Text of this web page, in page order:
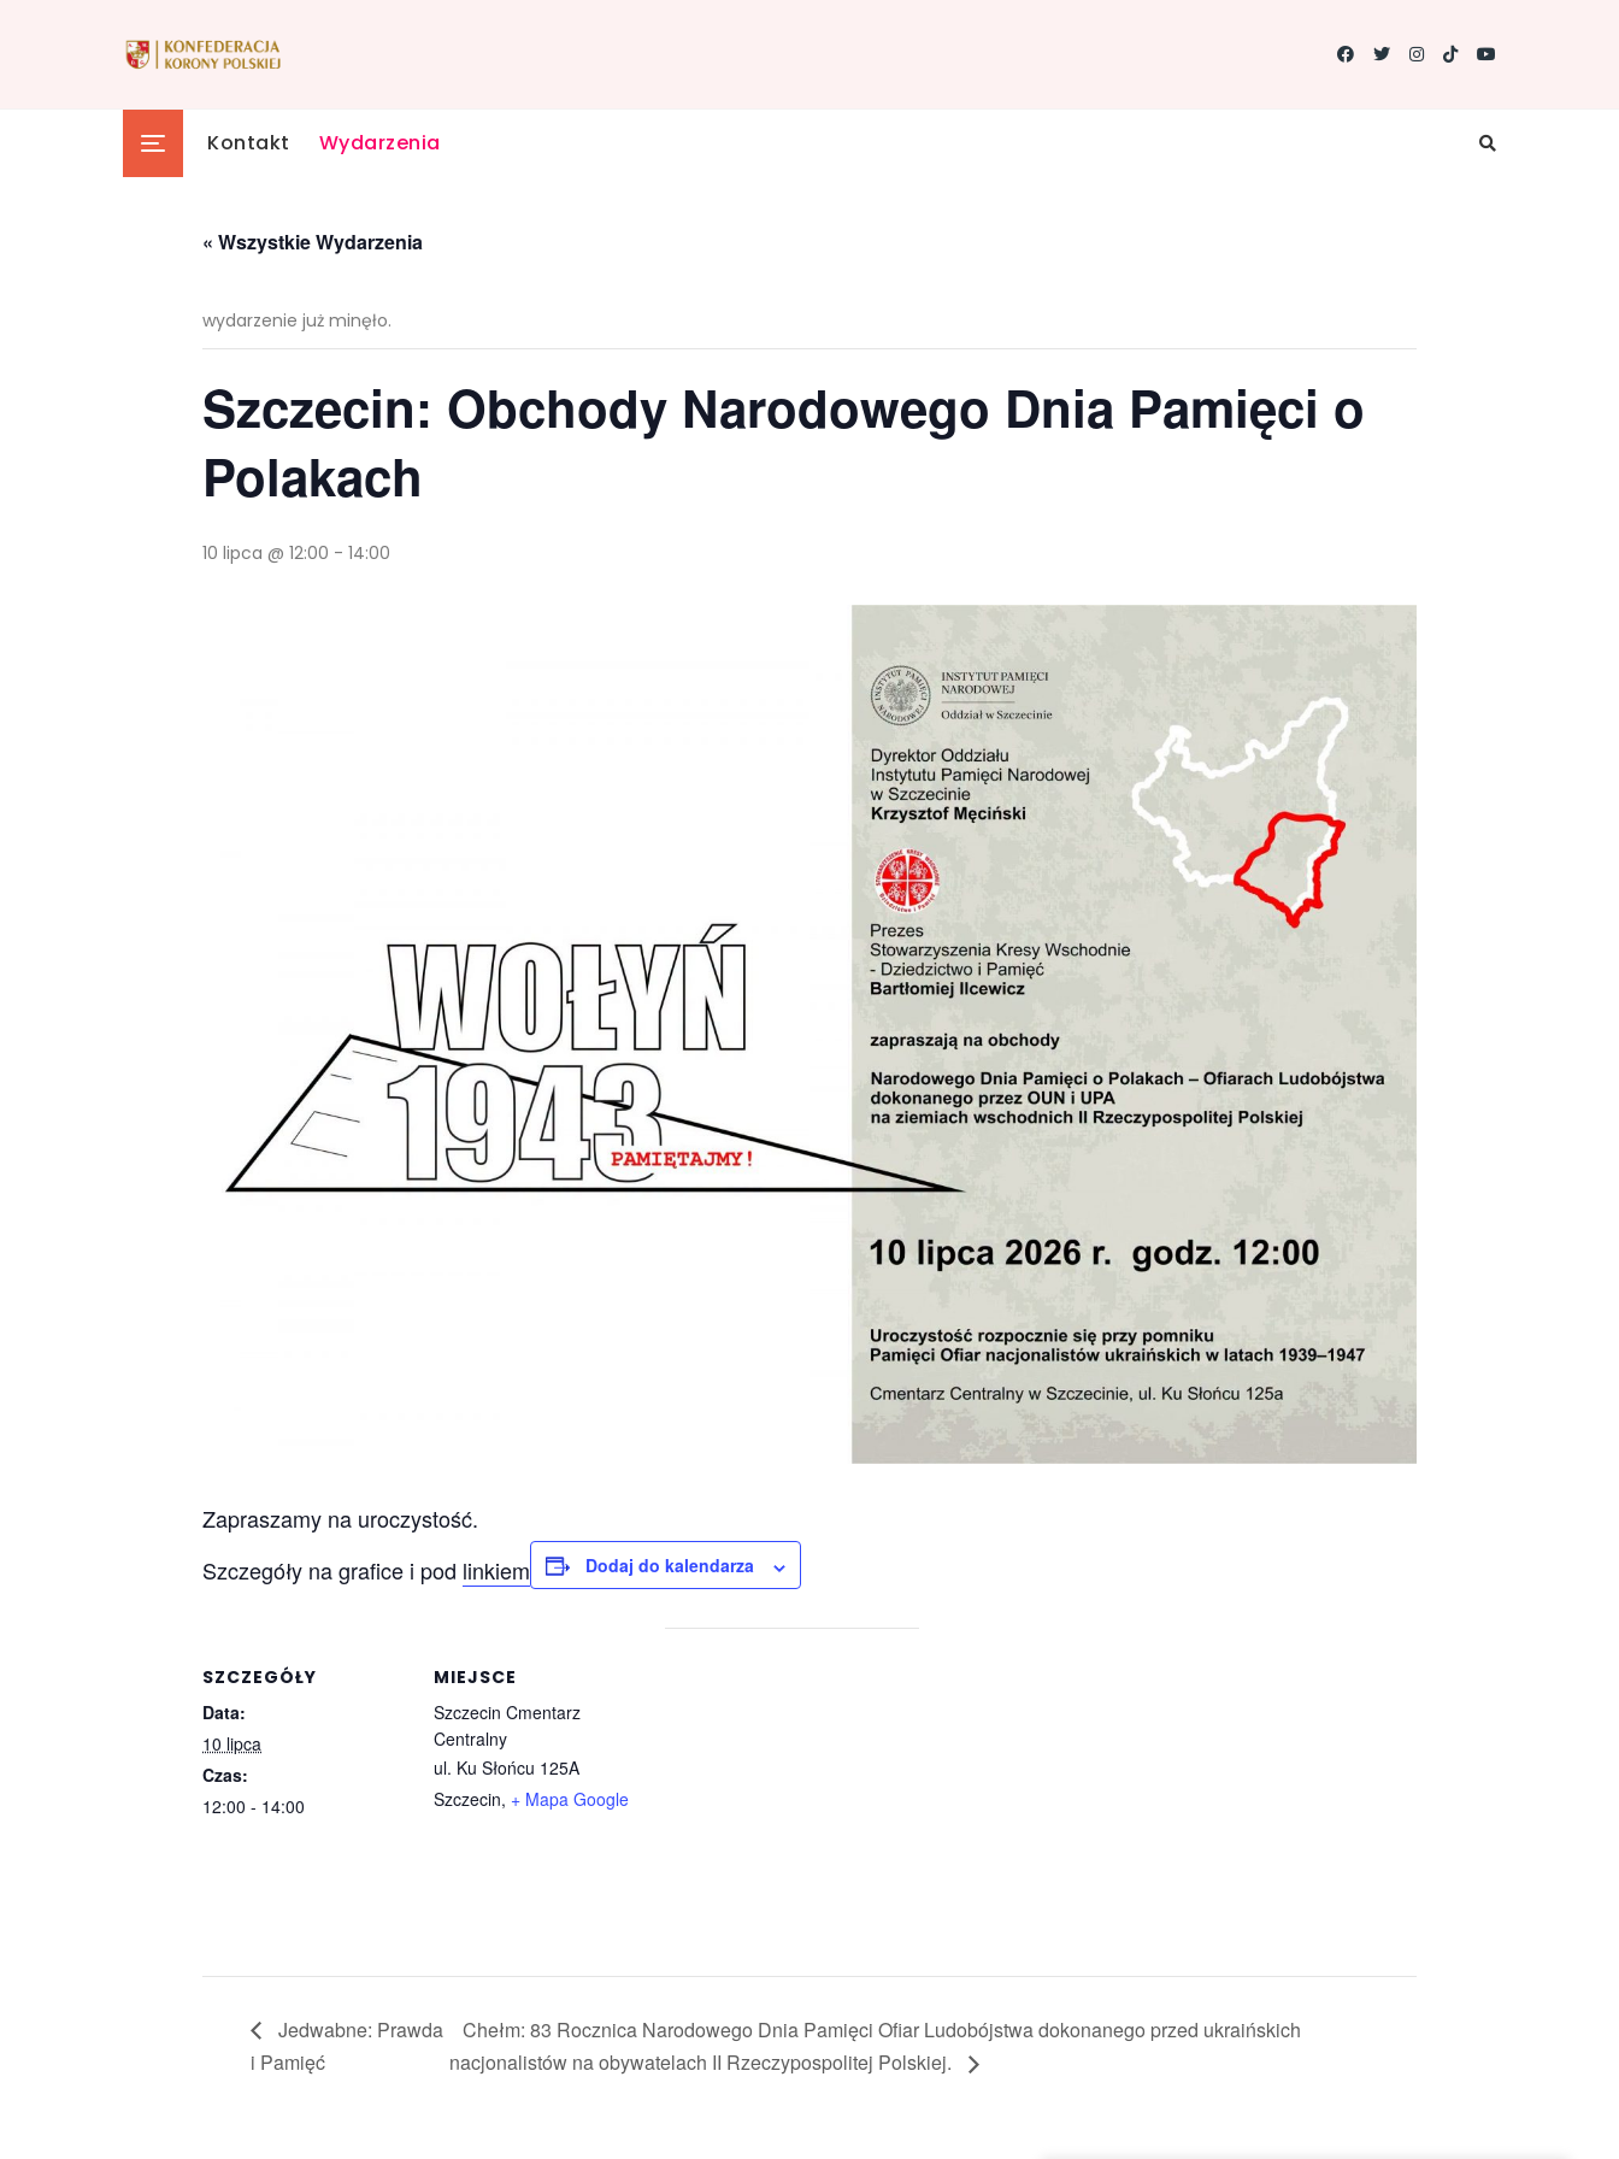
Kontakt Wydarzenia
« Wszystkie Wydarzenia
wydarzenie już minęło.
Szczecin: Obchody Narodowego Dnia Pamięci o
Polakach
10 lipca @ 12:00 - 14:00
Zapraszamy na uroczystość.
Szczegóły na grafice i pod linkiem Dodaj do kalendarza
SZCZEGÓŁY
Data:
10 lipca
Czas:
12:00 - 14:00
MIEJSCE
Szczecin Cmentarz
Centralny
ul. Ku Słońcu 125A
Szczecin, + Mapa Google
Jedwabne: Prawda
i Pamięć
Chełm: 83 Rocznica Narodowego Dnia Pamięci Ofiar Ludobójstwa dokonanego przed ukraińskich
nacjonalistów na obywatelach II Rzeczypospolitej Polskiej.